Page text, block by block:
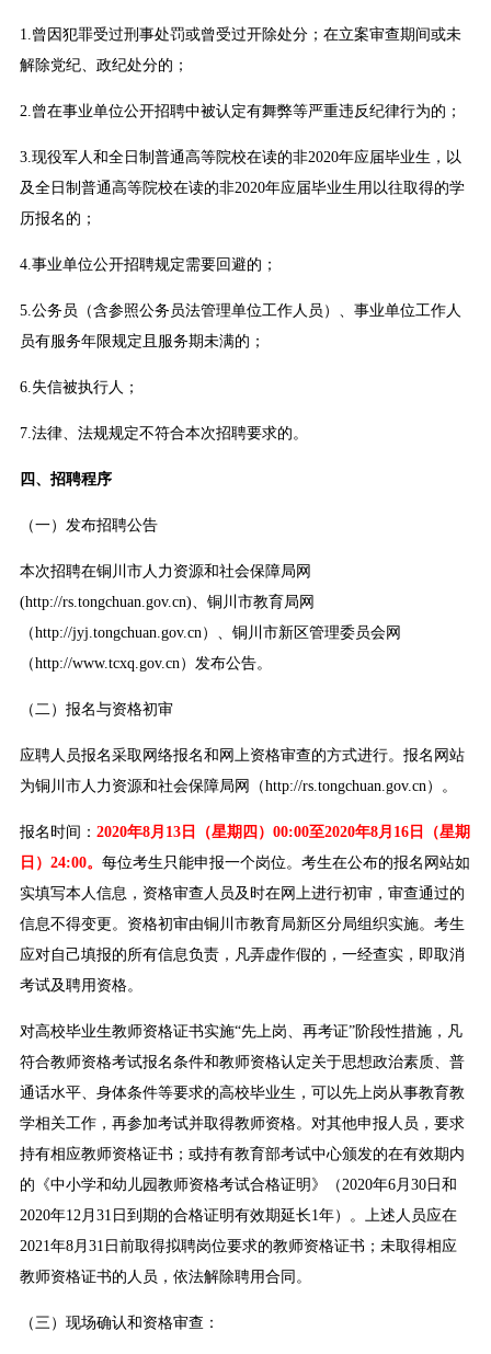
1.曾因犯罪受过刑事处罚或曾受过开除处分；在立案审查期间或未
解除党纪、政纪处分的；
2.曾在事业单位公开招聘中被认定有舞弊等严重违反纪律行为的；
3.现役军人和全日制普通高等院校在读的非2020年应届毕业生，以
及全日制普通高等院校在读的非2020年应届毕业生用以往取得的学
历报名的；
4.事业单位公开招聘规定需要回避的；
5.公务员（含参照公务员法管理单位工作人员）、事业单位工作人
员有服务年限规定且服务期未满的；
6.失信被执行人；
7.法律、法规规定不符合本次招聘要求的。
四、招聘程序
（一）发布招聘公告
本次招聘在铜川市人力资源和社会保障局网
(http://rs.tongchuan.gov.cn)、铜川市教育局网
（http://jyj.tongchuan.gov.cn）、铜川市新区管理委员会网
（http://www.tcxq.gov.cn）发布公告。
（二）报名与资格初审
应聘人员报名采取网络报名和网上资格审查的方式进行。报名网站
为铜川市人力资源和社会保障局网（http://rs.tongchuan.gov.cn）。
报名时间： 2020年8月13日（星期四）00:00至2020年8月16日（星期
日）24:00。 每位考生只能申报一个岗位。考生在公布的报名网站如
实填写本人信息，资格审查人员及时在网上进行初审，审查通过的
信息不得变更。资格初审由铜川市教育局新区分局组织实施。考生
应对自己填报的所有信息负责，凡弄虚作假的，一经查实，即取消
考试及聘用资格。
对高校毕业生教师资格证书实施“先上岗、再考证”阶段性措施，凡
符合教师资格考试报名条件和教师资格认定关于思想政治素质、普
通话水平、身体条件等要求的高校毕业生，可以先上岗从事教育教
学相关工作，再参加考试并取得教师资格。对其他申报人员，要求
持有相应教师资格证书；或持有教育部考试中心颁发的在有效期内
的《中小学和幼儿园教师资格考试合格证明》（2020年6月30日和
2020年12月31日到期的合格证明有效期延长1年）。上述人员应在
2021年8月31日前取得拟聘岗位要求的教师资格证书；未取得相应
教师资格证书的人员，依法解除聘用合同。
（三）现场确认和资格审查：